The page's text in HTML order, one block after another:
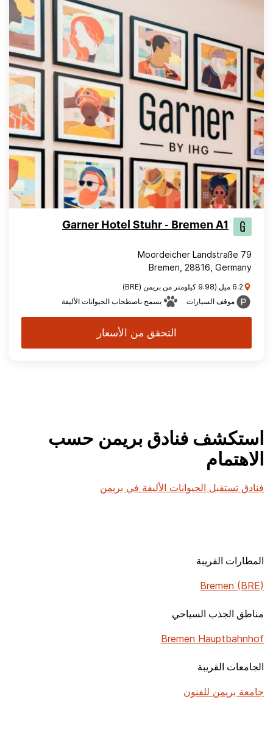
Garner Hotel Stuhr - Bremen A1
Moordeicher Landstraße 79
Bremen, 28816, Germany
6.2 ميل (9.98 كيلومتر من بريمن (BRE)
موقف السيارات
يسمح باصطحاب الحيوانات الأليفة
التحقق من الأسعار
استكشف فنادق بريمن حسب
الاهتمام
فنادق تستقبل الحيوانات الأليفة في بريمن
المطارات القريبة
Bremen (BRE)
مناطق الجذب السياحي
Bremen Hauptbahnhof
الجامعات القريبة
جامعة بريمن للفنون